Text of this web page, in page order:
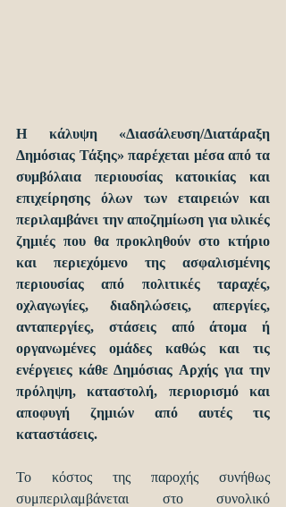
Η κάλυψη «Διασάλευση/Διατάραξη
Δημόσιας Τάξης» παρέχεται μέσα από τα
συμβόλαια περιουσίας κατοικίας και
επιχείρησης όλων των εταιρειών και
περιλαμβάνει την αποζημίωση για υλικές
ζημιές που θα προκληθούν στο κτήριο
και περιεχόμενο της ασφαλισμένης
περιουσίας από πολιτικές ταραχές,
οχλαγωγίες, διαδηλώσεις, απεργίες,
ανταπεργίες, στάσεις από άτομα ή
οργανωμένες ομάδες καθώς και τις
ενέργειες κάθε Δημόσιας Αρχής για την
πρόληψη, καταστολή, περιορισμό και
αποφυγή ζημιών από αυτές τις
καταστάσεις.
Το κόστος της παροχής συνήθως
συμπεριλαμβάνεται στο συνολικό